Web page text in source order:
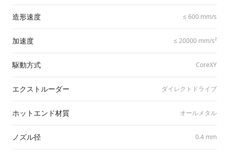
造形速度 ≤ 600 mm/​s
加速度 ≤ 20000 mm/​s²
駆動方式 CoreXY
エクストルーダー ダイレクトドライブ
ホットエンド材質 オールメタル
ノズル径 0.4 mm